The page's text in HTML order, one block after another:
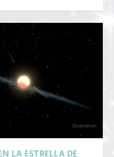
LA ESTRELLA DE